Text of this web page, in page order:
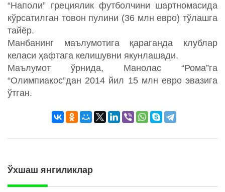
“Наполи” грециялик футболчини шартномасида
кўрсатилган товон пулини (36 млн евро) тўлашга
тайёр.
Манбанинг маълумотига қараганда клублар
келаси ҳафтага келишувни якунлашади.
Маълумот ўрнида, Манолас “Рома”га
“Олимпиакос”дан 2014 йил 15 млн евро эвазига
ўтган.
Ўхшаш янгиликлар